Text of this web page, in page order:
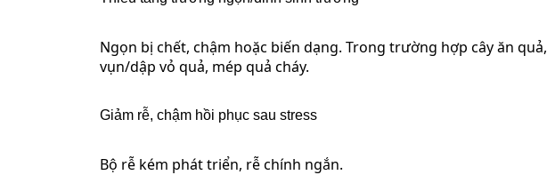
Ngọn bị chết, chậm hoặc biến dạng. Trong trường hợp cây ăn quả,
vụn/dập vỏ quả, mép quả cháy.
Giảm rễ, chậm hồi phục sau stress
Bộ rễ kém phát triển, rễ chính ngắn.